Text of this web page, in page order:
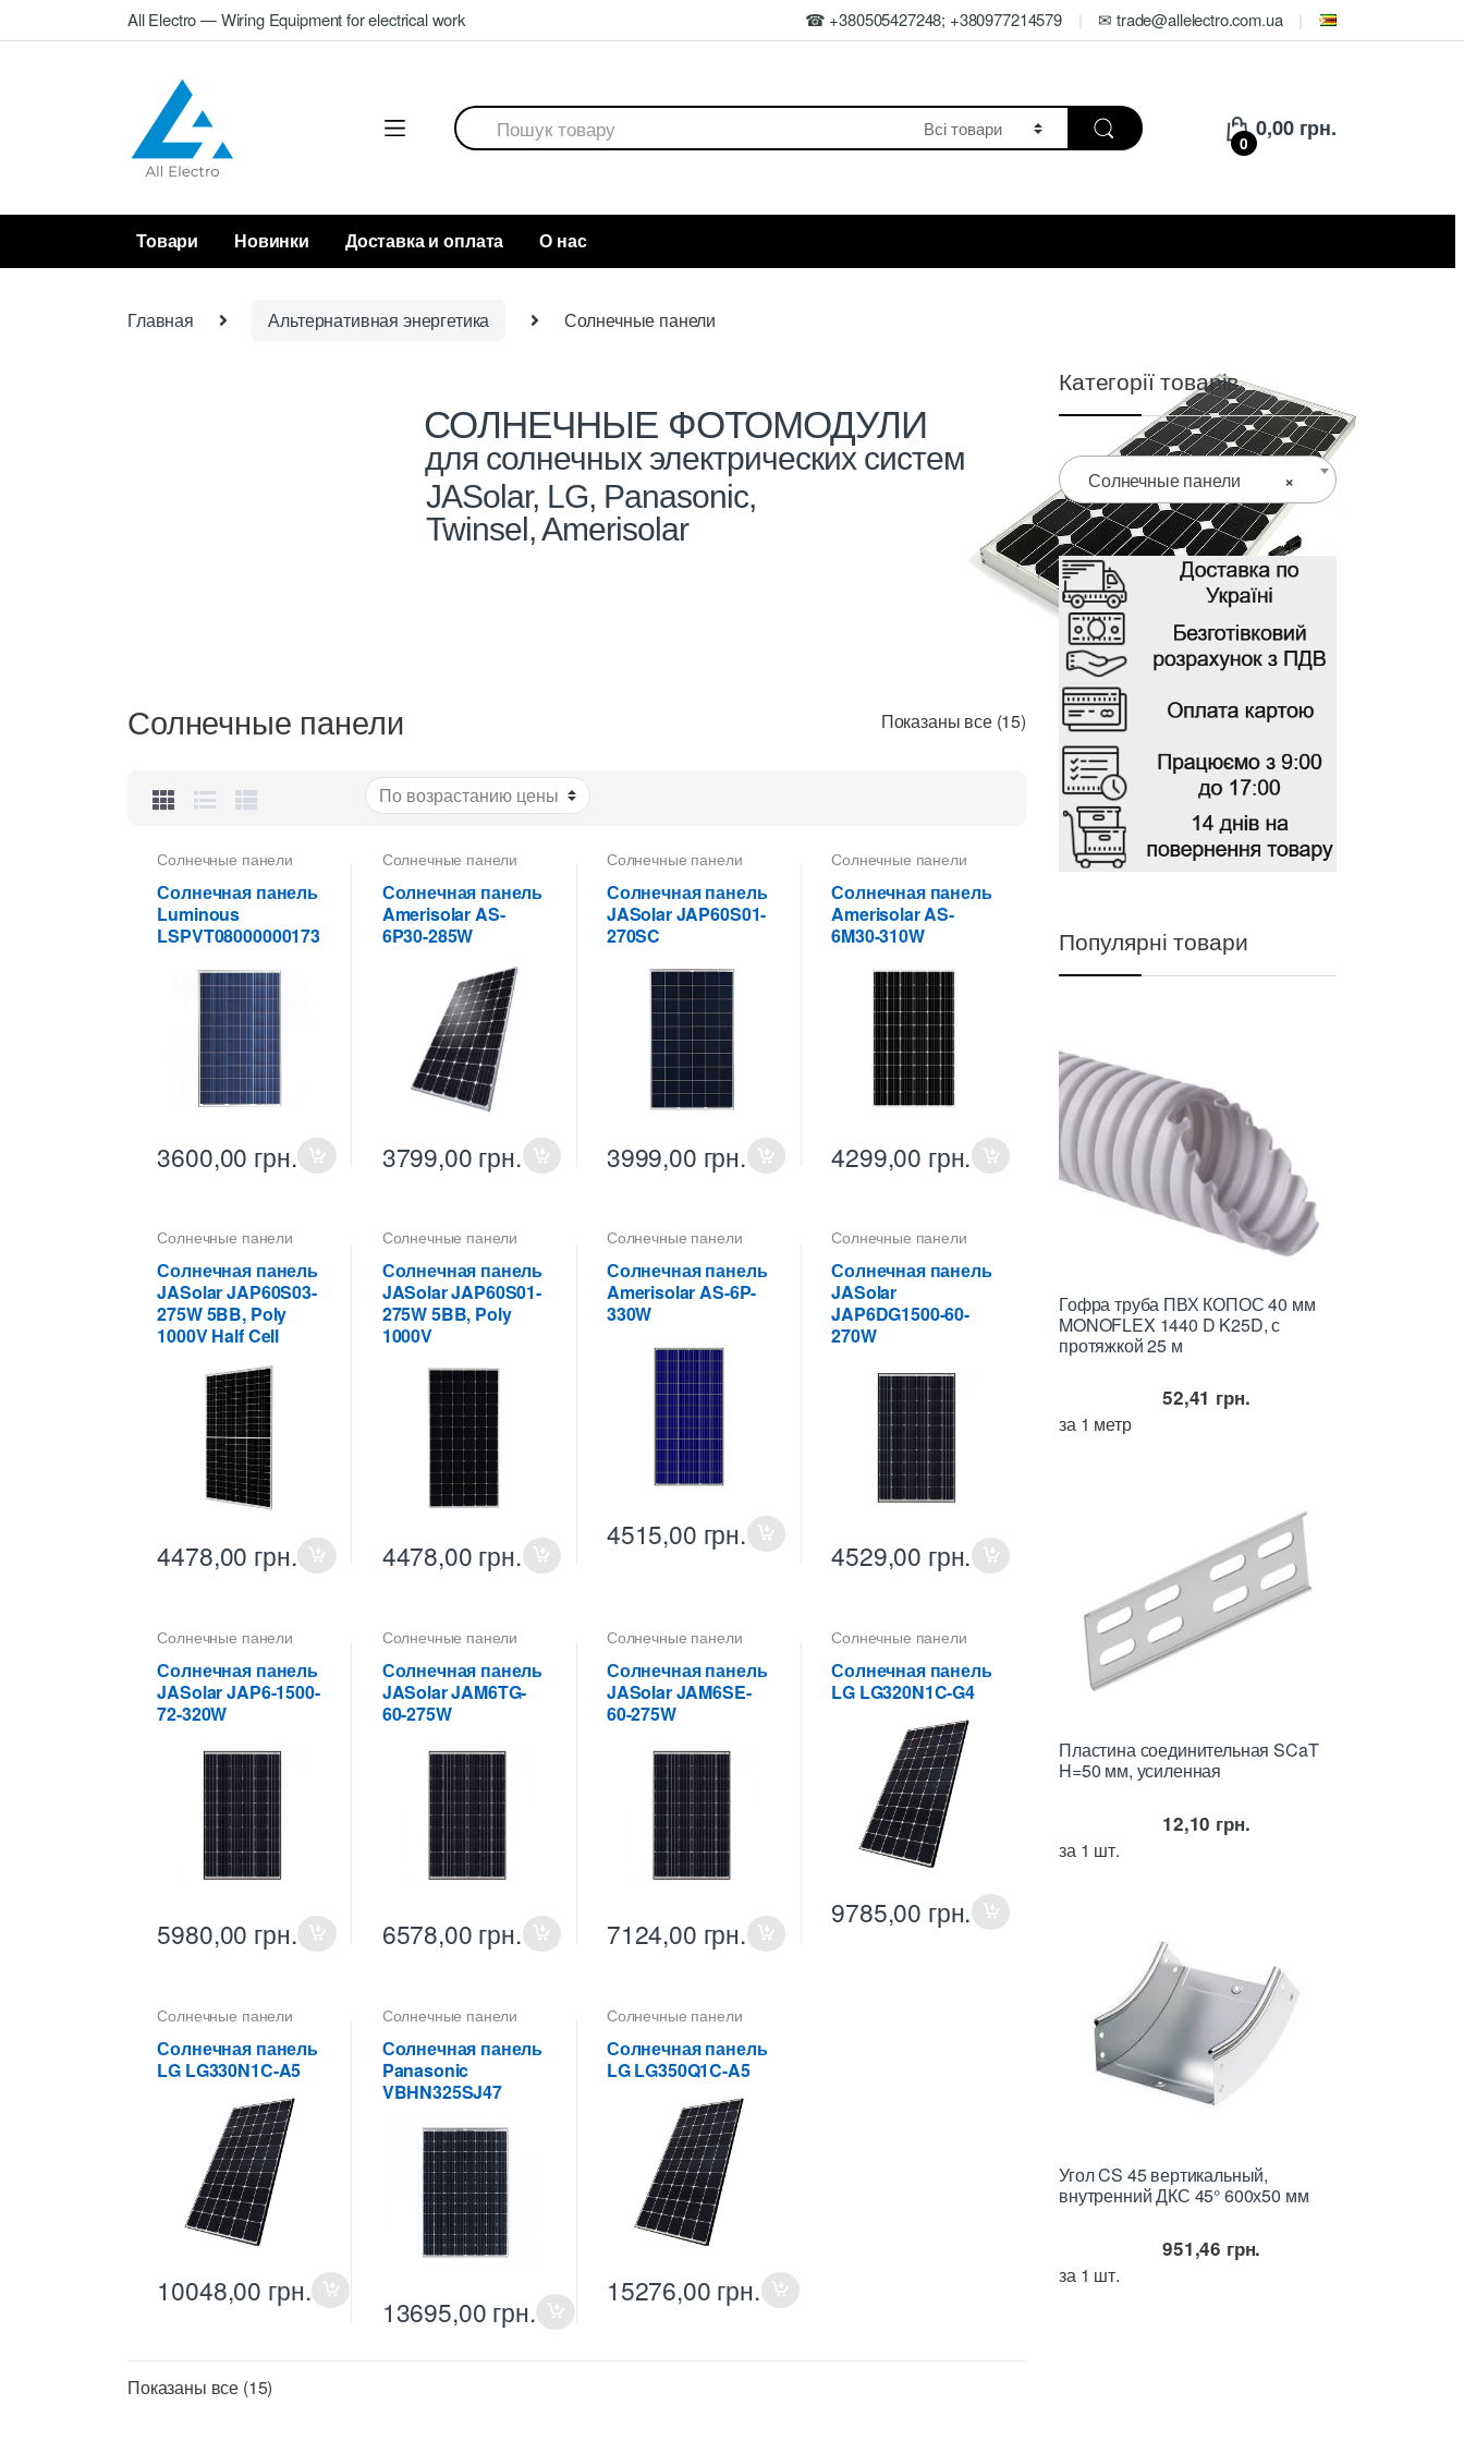
to
to
All Electro — Wiring Equipment for electrical work ☎ +380505427248; +380977214579 ✉ trade@allelectro.com.ua
Search
for:
0
0,00 грн.
Товари Новинки Доставка и оплата О нас
Главная Альтернативная энергетика Солнечные панели
СОЛНЕЧНЫЕ ФОТОМОДУЛИ
для солнечных электрических систем
JASolar, LG, Panasonic,
Twinsel, Amerisolar
Солнечные панели Показаны все (15) Цены:
возрастанию
Солнечные панели
Солнечная панель
Luminous
LSPVT08000000173
3600,00 грн.
Солнечные панели
Солнечная панель
Amerisolar AS-
6P30-285W
3799,00 грн.
Солнечные панели
Солнечная панель
JASolar JAP60S01-
270SC
3999,00 грн.
Солнечные панели
Солнечная панель
Amerisolar AS-
6M30-310W
4299,00 грн.
Солнечные панели
Солнечная панель
JASolar JAP60S03-
275W 5BB, Poly
1000V Half Cell
4478,00 грн.
Солнечные панели
Солнечная панель
JASolar JAP60S01-
275W 5BB, Poly
1000V
4478,00 грн.
Солнечные панели
Солнечная панель
Amerisolar AS-6P-
330W
4515,00 грн.
Солнечные панели
Солнечная панель
JASolar
JAP6DG1500-60-
270W
4529,00 грн.
Солнечные панели
Солнечная панель
JASolar JAP6-1500-
72-320W
5980,00 грн.
Солнечные панели
Солнечная панель
JASolar JAM6TG-
60-275W
6578,00 грн.
Солнечные панели
Солнечная панель
JASolar JAM6SE-
60-275W
7124,00 грн.
Солнечные панели
Солнечная панель
LG LG320N1C-G4
9785,00 грн.
Солнечные панели
Солнечная панель
LG LG330N1C-A5
10048,00 грн.
Солнечные панели
Солнечная панель
Panasonic
VBHN325SJ47
13695,00 грн.
Солнечные панели
Солнечная панель
LG LG350Q1C-A5
15276,00 грн.
Показаны все (15)
Категорії товарів
×
Солнечные панели
Популярні товари
Гофра труба ПВХ КОПОС 40 мм
MONOFLEX 1440 D K25D, с
протяжкой 25 м
52,41 грн.
за 1 метр
Пластина соединительная SCaT
H=50 мм, усиленная
12,10 грн.
за 1 шт.
Угол CS 45 вертикальный,
внутренний ДКС 45° 600х50 мм
951,46 грн.
за 1 шт.